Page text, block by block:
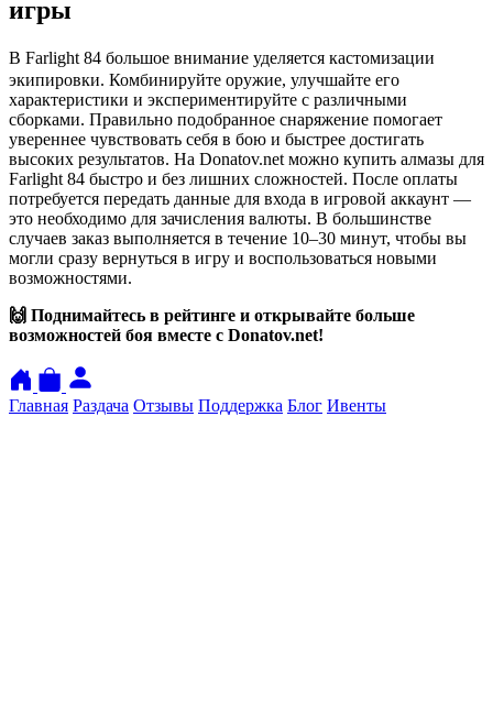
игры
ㅤВ Farlight 84 большое внимание уделяется кастомизации
экипировки. Комбинируйте оружие, улучшайте его
характеристики и экспериментируйте с различными
сборками. Правильно подобранное снаряжение помогает
увереннее чувствовать себя в бою и быстрее достигать
высоких результатов. На Donatov.net можно купить алмазы для
Farlight 84 быстро и без лишних сложностей. После оплаты
потребуется передать данные для входа в игровой аккаунт —
это необходимо для зачисления валюты. В большинстве
случаев заказ выполняется в течение 10–30 минут, чтобы вы
могли сразу вернуться в игру и воспользоваться новыми
возможностями.
🙌 Поднимайтесь в рейтинге и открывайте больше
возможностей боя вместе с Donatov.net!
Главная Раздача Отзывы Поддержка Блог Ивенты